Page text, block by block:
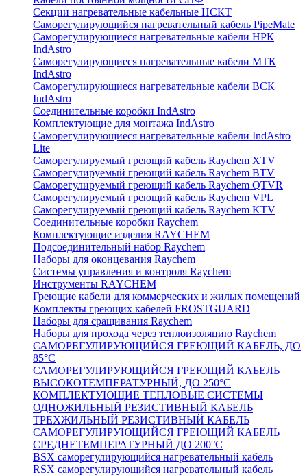
Секции нагревательные кабельные НСКТ
Саморегулирующийся нагревательный кабель PipeMate
Саморегулирующиеся нагревательные кабели НРК
IndAstro
Саморегулирующиеся нагревательные кабели МТК
IndAstro
Саморегулирующиеся нагревательные кабели ВСК
IndAstro
Соединительные коробки IndAstro
Комплектующие для монтажа IndAstro
Саморегулирующиеся нагревательные кабели IndAstro
Lite
Саморегулируемый греющий кабель Raychem XTV
Саморегулируемый греющий кабель Raychem BTV
Саморегулируемый греющий кабель Raychem QTVR
Саморегулируемый греющий кабель Raychem VPL
Саморегулируемый греющий кабель Raychem KTV
Соединительные коробки Raychem
Комплектующие изделия RAYCHEM
Подсоединительный набор Raychem
Наборы для оконцевания Raychem
Системы управления и контроля Raychem
Инструменты RAYCHEM
Греющие кабели для коммерческих и жилых помещений
Комплекты греющих кабелей FROSTGUARD
Наборы для сращивания Raychem
Наборы для прохода через теплоизоляцию Raychem
САМОРЕГУЛИРУЮЩИЙСЯ ГРЕЮЩИЙ КАБЕЛЬ, ДО
85°С
САМОРЕГУЛИРУЮЩИЙСЯ ГРЕЮЩИЙ КАБЕЛЬ
ВЫСОКОТЕМПЕРАТУРНЫЙ, ДО 250°С
КОМПЛЕКТУЮЩИЕ ТЕПЛОВЫЕ СИСТЕМЫ
ОДНОЖИЛЬНЫЙ РЕЗИСТИВНЫЙ КАБЕЛЬ
ТРЕХЖИЛЬНЫЙ РЕЗИСТИВНЫЙ КАБЕЛЬ
САМОРЕГУЛИРУЮЩИЙСЯ ГРЕЮЩИЙ КАБЕЛЬ
СРЕДНЕТЕМПЕРАТУРНЫЙ ДО 200°С
BSX саморегулирующийся нагревательный кабель
RSX саморегулирующийся нагревательный кабель